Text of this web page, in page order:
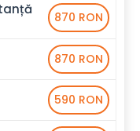
870 RON
870 RON
590 RON